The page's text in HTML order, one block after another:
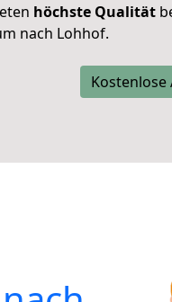
höchste Qualität
nach Lohhof.